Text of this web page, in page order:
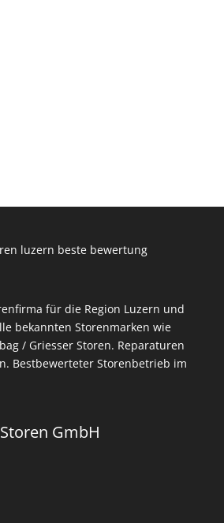
für die Region Luzern und
bekannten Storenmarken wie
/ Griesser Storen. Reparaturen
Bestbewerteter Storenbetrieb im
GmbH